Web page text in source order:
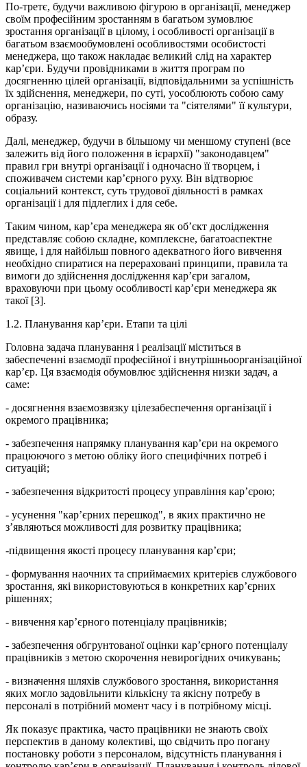
По-третє, будучи важливою фігурою в організації, менеджер
своїм професійним зростанням в багатьом зумовлює
зростання організації в цілому, і особливості організації в
багатьом взаємообумовлені особливостями особистості
менеджера, що також накладає великий слід на характер
кар’єри. Будучи провідниками в життя програм по
досягненню цілей організації, відповідальними за успішність
їх здійснення, менеджери, по суті, уособлюють собою саму
організацію, називаючись носіями та "сіятелями" її культури,
образу.
Далі, менеджер, будучи в більшому чи меншому ступені (все
залежить від його положення в ієрархії) "законодавцем"
правил гри внутрі організації і одночасно її творцем, і
споживачем системи кар’єрного руху. Він відтворює
соціальний контекст, суть трудової діяльності в рамках
організації і для підлеглих і для себе.
Таким чином, кар’єра менеджера як об’єкт дослідження
представляє собою складне, комплексне, багатоаспектне
явище, і для найбільш повного адекватного його вивчення
необхідно спиратися на перераховані принципи, правила та
вимоги до здійснення дослідження кар’єри загалом,
враховуючи при цьому особливості кар’єри менеджера як
такої [3].
1.2. Планування кар’єри. Етапи та цілі
Головна задача планування і реалізації міститься в
забеспеченні взаємодії професійної і внутрішньоорганізаційної
кар’єр. Ця взаємодія обумовлює здійснення низки задач, а
саме:
- досягнення взаємозвязку цілезабеспечення організації і
окремого працівника;
- забезпечення напрямку планування кар’єри на окремого
працюючого з метою обліку його специфічних потреб і
ситуацій;
- забезпечення відкритості процесу управління кар’єрою;
- усунення "кар’єрних перешкод", в яких практично не
з’являються можливості для розвитку працівника;
-підвищення якості процесу планування кар’єри;
- формування наочних та сприймаємих критерієв службового
зростання, які використовуються в конкретних кар’єрних
рішеннях;
- вивчення кар’єрного потенціалу працівників;
- забезпечення обгрунтованої оцінки кар’єрного потенціалу
працівників з метою скорочення невирогідних очикувань;
- визначення шляхів службового зростання, використання
яких могло задовільнити кількісну та якісну потребу в
персоналі в потрібний момент часу і в потрібному місці.
Як показує практика, часто працівники не знають своїх
перспектив в даному колективі, що свідчить про погану
постановку роботи з персоналом, відсутність планування і